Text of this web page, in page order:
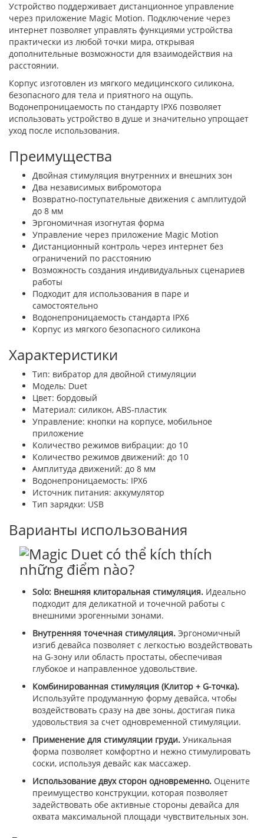
Устройство поддерживает дистанционное управление
через приложение Magic Motion. Подключение через
интернет позволяет управлять функциями устройства
практически из любой точки мира, открывая
дополнительные возможности для взаимодействия на
расстоянии.
Корпус изготовлен из мягкого медицинского силикона,
безопасного для тела и приятного на ощупь.
Водонепроницаемость по стандарту IPX6 позволяет
использовать устройство в душе и значительно упрощает
уход после использования.
Преимущества
Двойная стимуляция внутренних и внешних зон
Два независимых вибромотора
Возвратно-поступательные движения с амплитудой
до 8 мм
Эргономичная изогнутая форма
Управление через приложение Magic Motion
Дистанционный контроль через интернет без
ограничений по расстоянию
Возможность создания индивидуальных сценариев
работы
Подходит для использования в паре и
самостоятельно
Водонепроницаемость стандарта IPX6
Корпус из мягкого безопасного силикона
Характеристики
Тип: вибратор для двойной стимуляции
Модель: Duet
Цвет: бордовый
Материал: силикон, ABS-пластик
Управление: кнопки на корпусе, мобильное
приложение
Количество режимов вибрации: до 10
Количество режимов движений: до 10
Амплитуда движений: до 8 мм
Водонепроницаемость: IPX6
Источник питания: аккумулятор
Тип зарядки: USB
Варианты использования
Solo: Внешняя клиторальная стимуляция. Идеально
подходит для деликатной и точечной работы с
внешними эрогенными зонами.
Внутренняя точечная стимуляция. Эргономичный
изгиб девайса позволяет с легкостью воздействовать
на G-зону или область простаты, обеспечивая
глубокое и направленное удовольствие.
Комбинированная стимуляция (Клитор + G-точка).
Используйте продуманную форму девайса, чтобы
воздействовать сразу на две зоны, достигая пика
удовольствия за счет одновременной стимуляции.
Применение для стимуляции груди. Уникальная
форма позволяет комфортно и нежно стимулировать
соски, используя девайс как массажер.
Использование двух сторон одновременно. Оцените
преимущество конструкции, которая позволяет
задействовать обе активные стороны девайса для
охвата максимальной площади чувствительных зон.